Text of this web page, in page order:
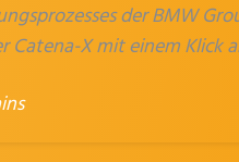
der BMW
X mit einem Klick